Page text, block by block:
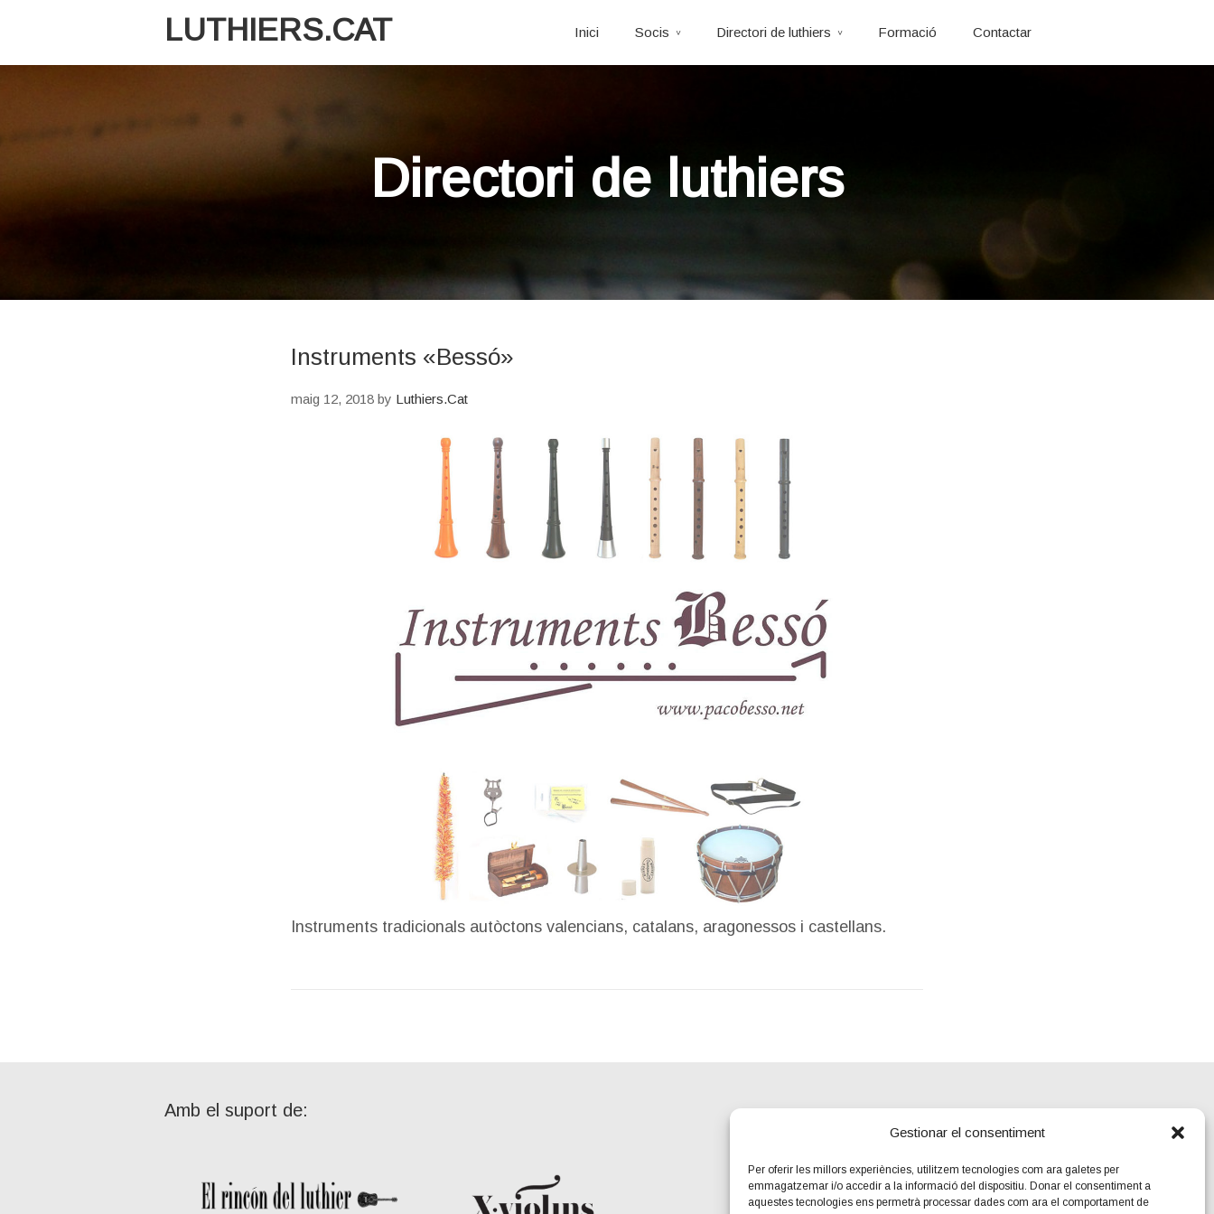
Gestionar el consentiment
Per oferir les millors experiències, utilitzem tecnologies com ara galetes per
emmagatzemar i/o accedir a la informació del dispositiu. Donar el consentiment a
aquestes tecnologies ens permetrà processar dades com ara el comportament de
LUTHIERS.CAT Inici Socis Directori de luthiers Formació Contactar
Directori de luthiers
Instruments «Bessó»
maig 12, 2018 by Luthiers.Cat
Instruments tradicionals autòctons valencians, catalans, aragonessos i castellans.
Amb el suport de: